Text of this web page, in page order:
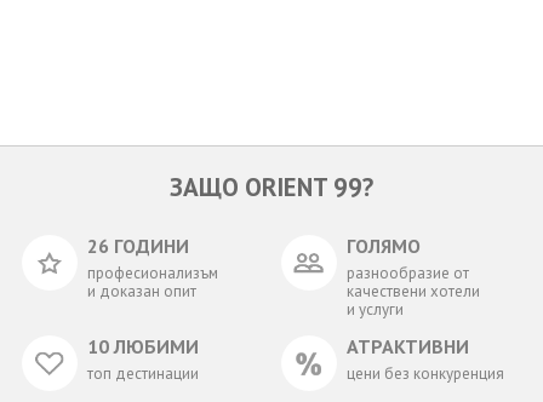
ЗАЩО ORIENT 99?
26 ГОДИНИ
професионализъм
и доказан опит
ГОЛЯМО
разнообразие от
качествени хотели
и услуги
10 ЛЮБИМИ
топ дестинации
АТРАКТИВНИ
цени без конкуренция